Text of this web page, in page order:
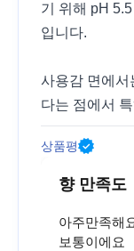
기 위해 pH
입니다.
사용감 면에서
다는 점에서
상품평
향 만족도
아주만족해
보통이에요